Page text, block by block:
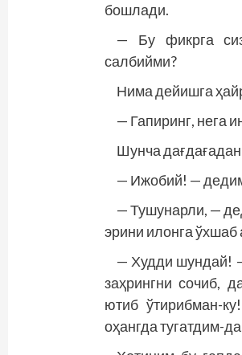
бошлади.
— Бу фикрга сиз
салбийми?
Нима дейишга
— Гапиринг, нега
Шунча
— Ижобий! —
— Тушунарли, —
эрини илонга
— Худди шундай!
заҳрингни сочиб,
ютиб ўтирибман-
оҳангда тугатдим-